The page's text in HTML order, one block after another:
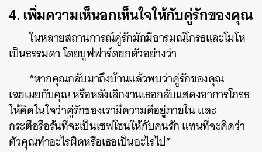
4. เพิ่มความเห็นอกเห็นใจให้กับคู่รักของคุณ
ในหลายสถานการณ์คู่รักมักมีอารมณ์โกรธและโมโห
เป็นธรรมดา โดยบูฟฟาร์ดยกตัวอย่างว่า
“หากคุณกลับมาถึงบ้านแล้วพบว่าคู่รักของคุณ
เฉยเมยกับคุณ หรือหลังเลิกงานเธอกลับแสดงอาการโกรธ
ให้คิดในใจว่าคู่รักของเรามีความดีอยู่ภายใน และ
กระตือรือร้นที่จะเป็นเซฟโซนให้กับคนรัก แทนที่จะคิดว่า
ตัวคุณทำอะไรผิดหรือเธอเป็นอะไรไป”